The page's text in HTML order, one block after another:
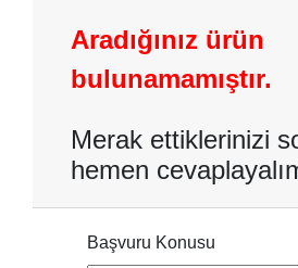
Aradığınız ürün
bulunamamıştır.
Merak ettiklerinizi
hemen
Başvuru Konusu